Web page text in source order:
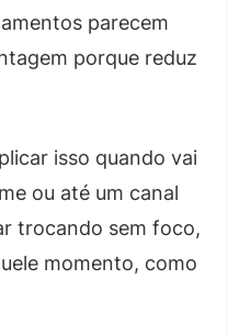
parecem
porque reduz
isso quando vai
ou até um canal
trocando sem foco,
momento, como